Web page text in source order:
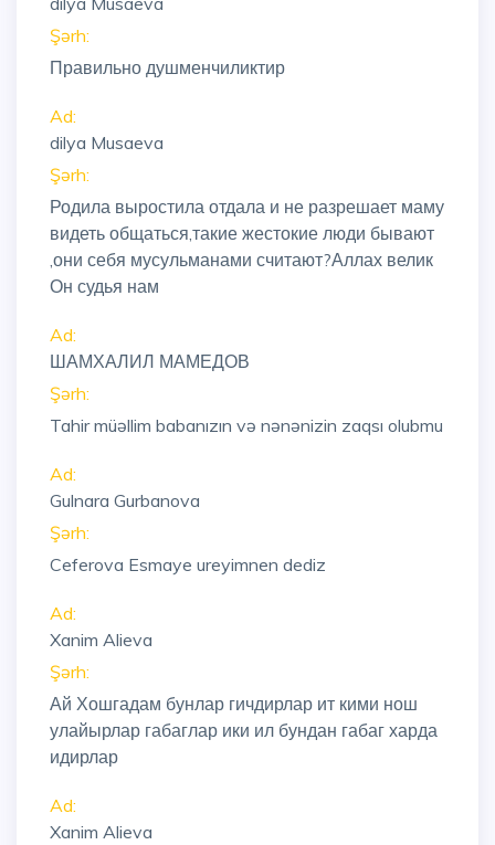
Şərh:
Правильно душменчиликтир
Ad:
dilya Musaeva
Şərh:
Родила выростила отдала и не разрешает маму
видеть общаться,такие жестокие люди бывают
,они себя мусульманами считают?Аллах велик
Он судья нам
Ad:
ШАМХАЛИЛ МАМЕДОВ
Şərh:
Tahir müəllim babanızın və nənənizin zaqsı olubmu
Ad:
Gulnara Gurbanova
Şərh:
Ceferova Esmaye ureyimnen dediz
Ad:
Xanim Alieva
Şərh:
Ай Хошгадам бунлар гичдирлар ит кими нош
улайырлар габаглар ики ил бундан габаг харда
идирлар
Ad:
Xanim Alieva